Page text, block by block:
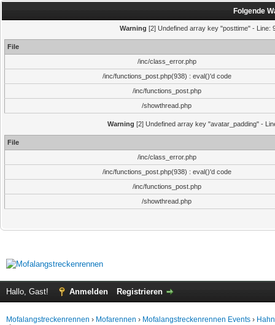
Folgende
Warning [2] Undefined array key "posttime" - Line:
File
/inc/class_error.php
/inc/functions_post.php(938) : eval()'d code
/inc/functions_post.php
/showthread.php
Warning [2] Undefined array key "avatar_padding" -
File
/inc/class_error.php
/inc/functions_post.php(938) : eval()'d code
/inc/functions_post.php
/showthread.php
Hallo, Gast! Anmelden Registrieren
Mofalangstreckenrennen › Mofarennen › Mofalangstreckenrennen Events ›